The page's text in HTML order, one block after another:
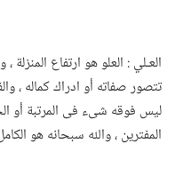
العـلي : العلو هو ارتفاع المنزلة
تتصور صفاته أو ادراك كماله ،
ليس فوقه شىء فى المرتبة أو
المفترين ، والله سبحانه هو